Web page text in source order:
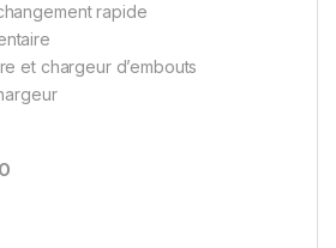
rapide
et chargeur d’embouts